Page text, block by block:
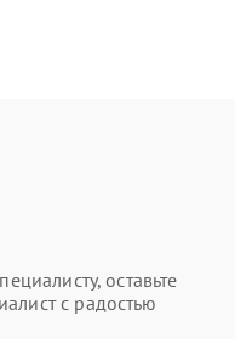
оставьте
с радостью